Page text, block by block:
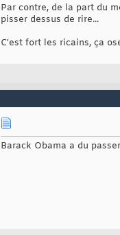
Par contre, de la part du
pisser dessus de rire...
C'est fort les ricains, ça
Barack Obama a du